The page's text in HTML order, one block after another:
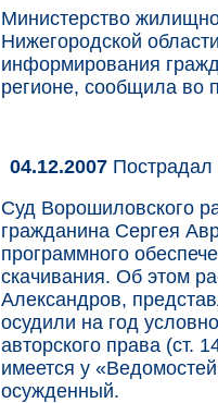
Министерство
Нижегородской
информирования
регионе, сообщила во
04.12.2007 Пострадал
Суд Ворошиловского
гражданина Сергея
программного
скачивания. Об этом
Александров,
осудили на год
авторского права (ст.
имеется у
осужденный.